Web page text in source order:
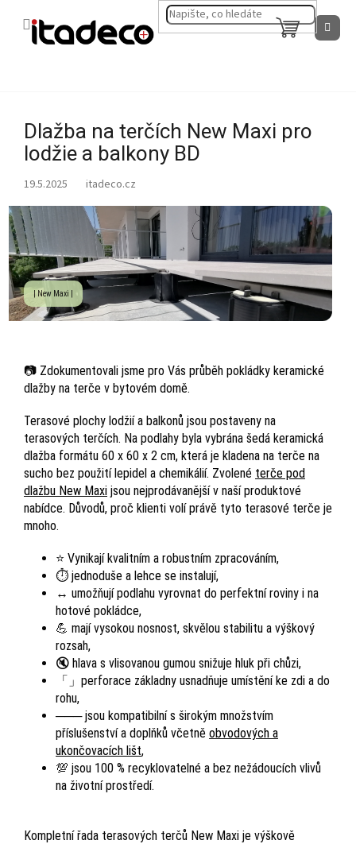
NÁKUPNÍ
KOŠÍK
Dlažba na terčích New Maxi pro
lodžie a balkony BD
19.5.2025
| New Maxi |
📷 Zdokumentovali jsme pro Vás průběh pokládky keramické
dlažby na terče v bytovém domě.
Terasové plochy lodžií a balkonů jsou postaveny na
terasových terčích. Na podlahy byla vybrána šedá keramická
dlažba formátu 60 x 60 x 2 cm, která je kladena na terče na
sucho bez použití lepidel a chemikálií. Zvolené terče pod
dlažbu New Maxi jsou nejprodávanější v naší produktové
nabídce. Důvodů, proč klienti volí právě tyto terasové terče je
mnoho.
⭐ Vynikají kvalitním a robustním zpracováním,
⏱️ jednoduše a lehce se instalují,
↔️ umožňují podlahu vyrovnat do perfektní roviny i na
hotové pokládce,
💪 mají vysokou nosnost, skvělou stabilitu a výškový
rozsah,
🔇 hlava s vlisovanou gumou snižuje hluk při chůzi,
「」perforace základny usnadňuje umístění ke zdi a do
rohu,
─── jsou kompatibilní s širokým množstvím
příslušenství a doplňků včetně obvodových a
ukončovacích lišt,
💯 jsou 100 % recyklovatelné a bez nežádoucích vlivů
na životní prostředí.
Kompletní řada terasových terčů New Maxi je výškově